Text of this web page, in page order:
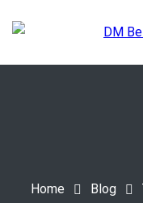
Home Blog